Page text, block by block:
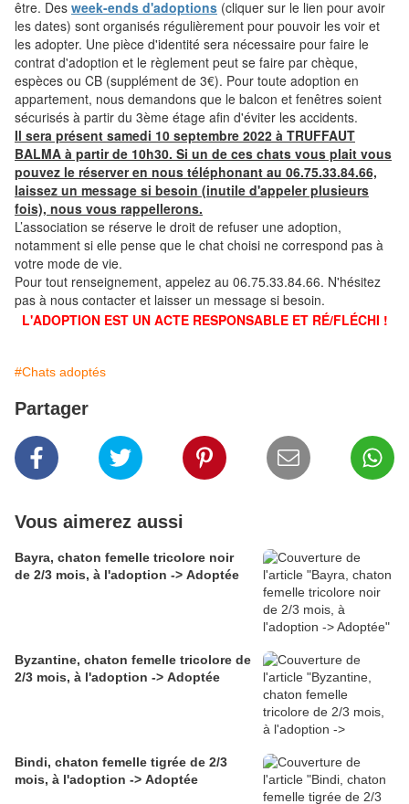
être. Des week-ends d'adoptions (cliquer sur le lien pour avoir
les dates) sont organisés régulièrement pour pouvoir les voir et
les adopter. Une pièce d'identité sera nécessaire pour faire le
contrat d'adoption et le règlement peut se faire par chèque,
espèces ou CB (supplément de 3€). Pour toute adoption en
appartement, nous demandons que le balcon et fenêtres soient
sécurisés à partir du 3ème étage afin d'éviter les accidents.
Il sera présent samedi 10 septembre 2022 à TRUFFAUT
BALMA à partir de 10h30. Si un de ces chats vous plait vous
pouvez le réserver en nous téléphonant au 06.75.33.84.66,
laissez un message si besoin (inutile d'appeler plusieurs
fois), nous vous rappellerons.
L’association se réserve le droit de refuser une adoption,
notamment si elle pense que le chat choisi ne correspond pas à
votre mode de vie.
Pour tout renseignement, appelez au 06.75.33.84.66. N'hésitez
pas à nous contacter et laisser un message si besoin.
L'ADOPTION EST UN ACTE RESPONSABLE ET RÉ/FLÉCHI !
#Chats adoptés
Partager
Vous aimerez aussi
Bayra, chaton femelle tricolore noir
de 2/3 mois, à l'adoption -> Adoptée
Byzantine, chaton femelle tricolore de
2/3 mois, à l'adoption -> Adoptée
Bindi, chaton femelle tigrée de 2/3
mois, à l'adoption -> Adoptée